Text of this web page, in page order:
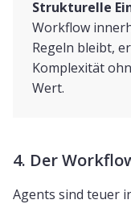
Strukturelle
Workflow
Regeln bleibt,
Komplexität
Wert.
4. Der
Agents sind teuer